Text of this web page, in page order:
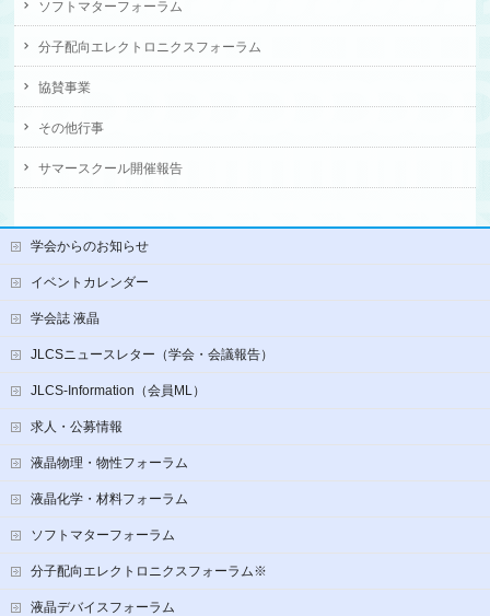
ソフトマターフォーラム
分子配向エレクトロニクスフォーラム
協賛事業
その他行事
サマースクール開催報告
学会からのお知らせ
イベントカレンダー
学会誌 液晶
JLCSニュースレター（学会・会議報告）
JLCS-Information（会員ML）
求人・公募情報
液晶物理・物性フォーラム
液晶化学・材料フォーラム
ソフトマターフォーラム
分子配向エレクトロニクスフォーラム※
液晶デバイスフォーラム